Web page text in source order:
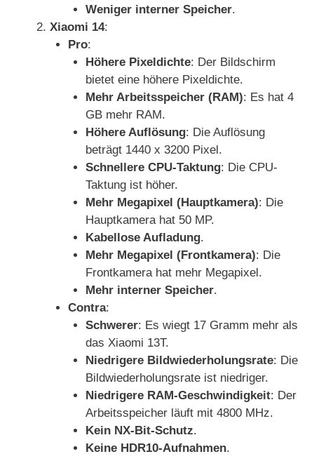
Weniger interner Speicher.
Xiaomi 14:
Pro:
Höhere Pixeldichte: Der Bildschirm
bietet eine höhere Pixeldichte.
Mehr Arbeitsspeicher (RAM): Es hat 4
GB mehr RAM.
Höhere Auflösung: Die Auflösung
beträgt 1440 x 3200 Pixel.
Schnellere CPU-Taktung: Die CPU-
Taktung ist höher.
Mehr Megapixel (Hauptkamera): Die
Hauptkamera hat 50 MP.
Kabellose Aufladung.
Mehr Megapixel (Frontkamera): Die
Frontkamera hat mehr Megapixel.
Mehr interner Speicher.
Contra:
Schwerer: Es wiegt 17 Gramm mehr als
das Xiaomi 13T.
Niedrigere Bildwiederholungsrate: Die
Bildwiederholungsrate ist niedriger.
Niedrigere RAM-Geschwindigkeit: Der
Arbeitsspeicher läuft mit 4800 MHz.
Kein NX-Bit-Schutz.
Keine HDR10-Aufnahmen.